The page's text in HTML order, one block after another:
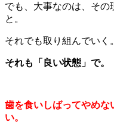
でも、大事なのは、その
と。
それでも取り組んでいく
それも「良い状態」で。
歯を食いしばってやめな
い。